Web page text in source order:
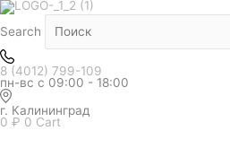
Search
8 (4012) 799-109
пн-вс с 09:00 - 18:00
г. Калининград
0 ₽ 0 Cart
Белый
Количество
товара
Кондиционер
GREE
серия
Pular
GWH12AGBXB-
K3NNA1B